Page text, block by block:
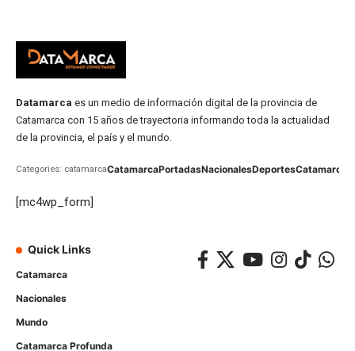
Datamarca es un medio de información digital de la provincia de
Catamarca con 15 años de trayectoria informando toda la actualidad
de la provincia, el país y el mundo.
Categories: catamarcaCatamarcaPortadasNacionalesDeportesCatamarca
[mc4wp_form]
Quick Links
Catamarca
Nacionales
Mundo
Catamarca Profunda